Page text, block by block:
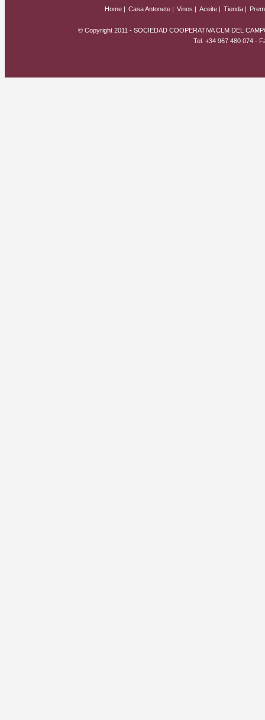
Home | Casa Antonete | Vinos | Aceite | Tienda |
© Copyright 2011 - SOCIEDAD COOPERATIVA CLM DEL
Tel. +34 967 480 074 -